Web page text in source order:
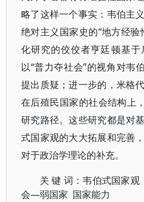
略了这样一个事实：韦伯主
绝对主义国家史的“地方经
化研究的佼佼者亨廷顿基于
以“普力夺社会”的视角对韦
提出质疑；进一步的，米格
在后殖民国家的社会结构上
研究路径。这些研究都是对
式国家观的大大拓展和完善
对于政治学理论的补充。
关 键 词：韦伯式国家
会—弱国家 国家能力